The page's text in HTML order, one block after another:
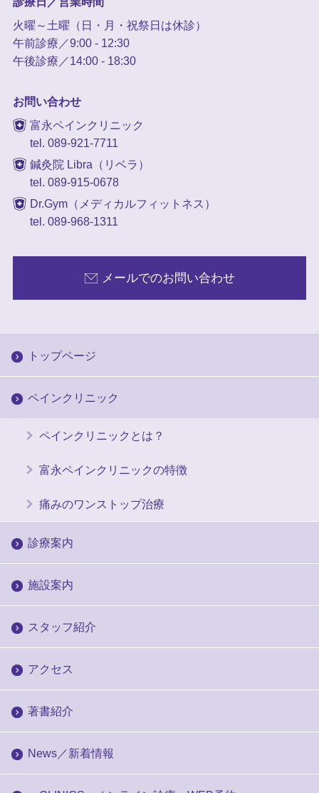
火曜～土曜（日・月・祝祭日は休診）
午前診療／9:00 - 12:30
午後診療／14:00 - 18:30
お問い合わせ
富永ペインクリニック
tel. 089-921-7711
鍼灸院 Libra（リベラ）
tel. 089-915-0678
Dr.Gym（メディカルフィットネス）
tel. 089-968-1311
メールでのお問い合わせ
トップページ
ペインクリニック
ペインクリニックとは？
富永ペインクリニックの特徴
痛みのワンストップ治療
診療案内
施設案内
スタッフ紹介
アクセス
著書紹介
News／新着情報